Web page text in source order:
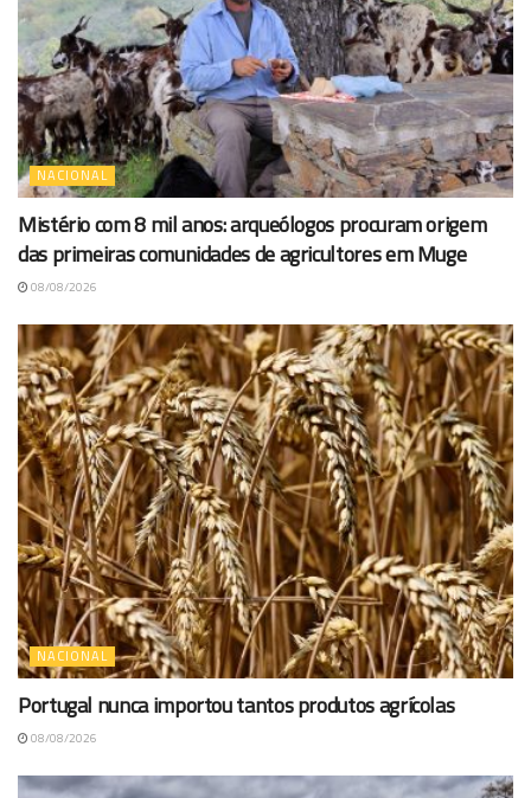
NACIONAL
Mistério com 8 mil anos: arqueólogos procuram origem
das primeiras comunidades de agricultores em Muge
08/08/2026
NACIONAL
Portugal nunca importou tantos produtos agrícolas
08/08/2026